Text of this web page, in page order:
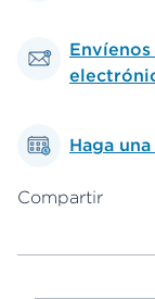
Haga
Compartir